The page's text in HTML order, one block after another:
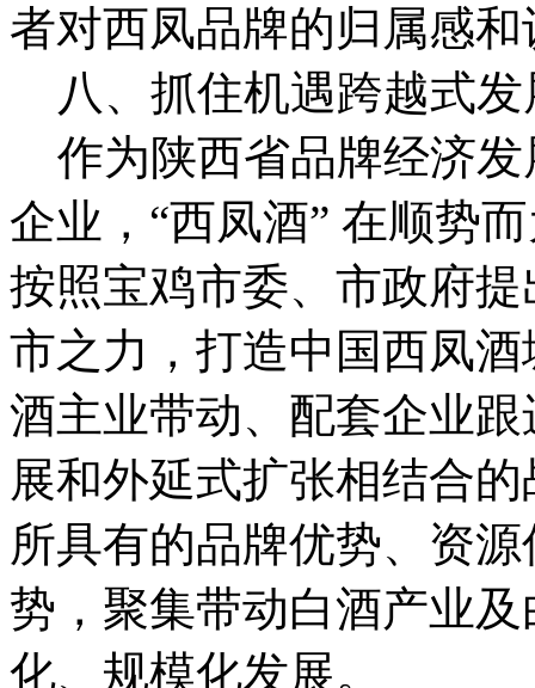
者对西凤品牌的归属感
八、抓住机遇跨越式发
作为陕西省品牌经济发
企业，“西凤酒” 在顺势
按照宝鸡市委、市政府
市之力，打造中国西凤
酒主业带动、配套企业
展和外延式扩张相结合
所具有的品牌优势、资
势，聚集带动白酒产业
化、规模化发展。